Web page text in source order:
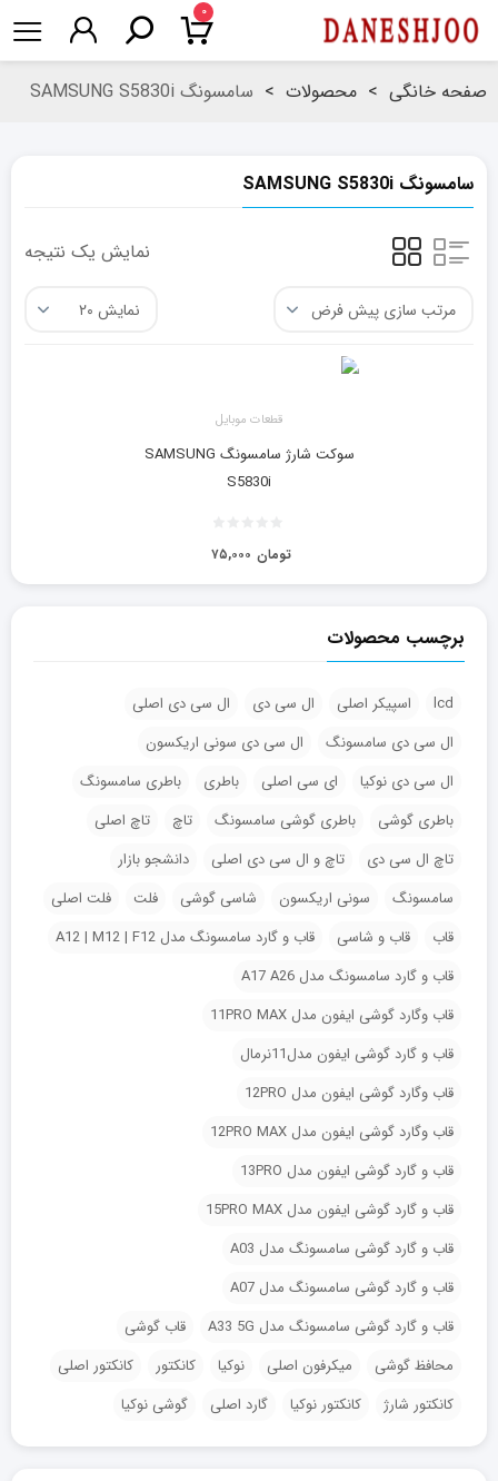
۰
صفحه خانگی > محصولات > سامسونگ SAMSUNG S5830i
سامسونگ SAMSUNG S5830i
نمایش یک نتیجه
قطعات موبایل
سوکت شارژ سامسونگ SAMSUNG
S5830i
۷۵,۰۰۰ تومان
برچسب محصولات
lcd اسپیکر اصلی ال سی دی
ال سی دی اصلی
ال سی دی سامسونگ
ال سی دی سونی اریکسون
ال سی دی نوکیا
ای سی اصلی باطری
باطری سامسونگ
باطری گوشی
باطری گوشی سامسونگ تاچ
تاچ اصلی
تاچ ال سی دی
تاچ و ال سی دی اصلی
دانشجو بازار
سامسونگ
سونی اریکسون شاسی گوشی فلت
فلت اصلی
قاب
قاب و شاسی
قاب و گارد سامسونگ مدل A12 | M12 | F12
قاب و گارد سامسونگ مدل A17 A26
قاب وگارد گوشی ایفون مدل 11PRO MAX
قاب و گارد گوشی ایفون مدل11نرمال
قاب وگارد گوشی ایفون مدل 12PRO
قاب وگارد گوشی ایفون مدل 12PRO MAX
قاب و گارد گوشی ایفون مدل 13PRO
قاب و گارد گوشی ایفون مدل 15PRO MAX
قاب و گارد گوشی سامسونگ مدل A03
قاب و گارد گوشی سامسونگ مدل A07
قاب و گارد گوشی سامسونگ مدل A33 5G
قاب گوشی
محافظ گوشی
میکرفون اصلی نوکیا کانکتور
کانکتور اصلی
کانکتور شارژ
کانکتور نوکیا گارد اصلی گوشی نوکیا